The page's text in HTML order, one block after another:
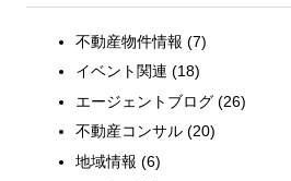
不動産物件情報 (7)
イベント関連 (18)
エージェントブログ(26)
不動産コンサル(20)
地域情報 (6)